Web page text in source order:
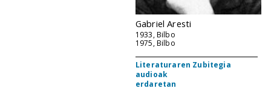
Gabriel Aresti
1933, Bilbo
1975, Bilbo
Literaturaren Zubitegia
audioak
erdaretan